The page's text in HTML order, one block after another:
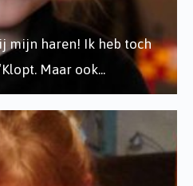
mijn haren! Ik heb toch
Maar ook...